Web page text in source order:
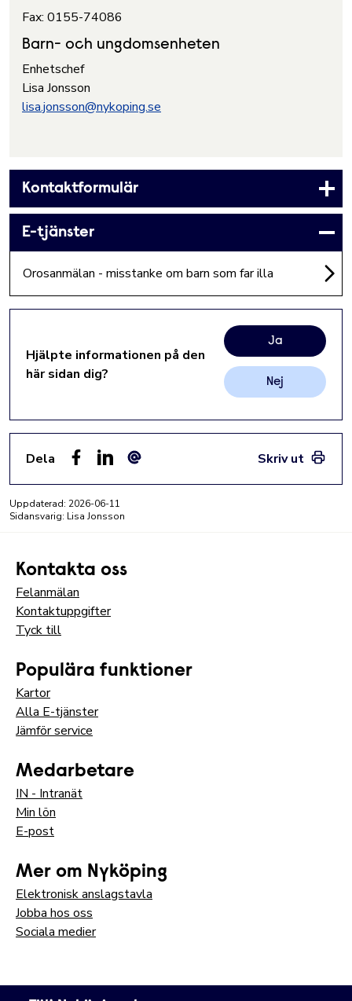
Fax: 0155-74086
Barn- och ungdomsenheten
Enhetschef
Lisa Jonsson
lisa.jonsson@nykoping.se
Kontaktformulär
E-tjänster
Orosanmälan - misstanke om barn som far illa
Hjälpte informationen på den
här sidan dig?
Ja
Nej
Dela
Skriv ut
Uppdaterad: 2026-06-11
Sidansvarig: Lisa Jonsson
Kontakta oss
Felanmälan
Kontaktuppgifter
Tyck till
Populära funktioner
Kartor
Alla E-tjänster
Jämför service
Medarbetare
IN - Intranät
Min lön
E-post
Mer om Nyköping
Elektronisk anslagstavla
Jobba hos oss
Sociala medier